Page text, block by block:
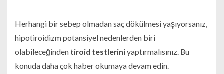
Herhangi bir sebep olmadan saç dökülmesi yaşıyorsanız,
hipotiroidizm potansiyel nedenlerden biri
olabileceğinden tiroid testleriniyaptırmalısınız. Bu
konuda daha çok haber okumaya devam edin.